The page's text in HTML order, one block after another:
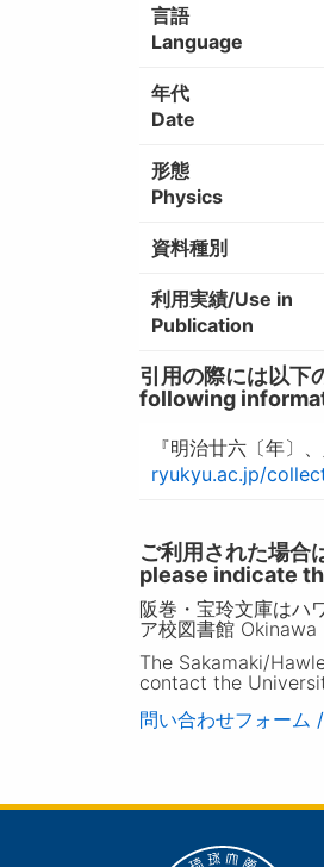
言語
Language
年代
Date
形態
Physics
資料種別
利用実績/Use in
Publication
引用の際には以
following
『明治廿六〔年〕
ryukyu.ac.jp/
ご利用された場
please indicate
阪巻・宝玲文庫はハ
ア校図書館 Okinawa
The Sakamaki/
contact the
問い合わせフォーム